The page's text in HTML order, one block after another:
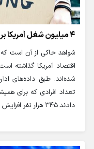
۴ میلیون شغل آمریکا برای همیشه نابود شد
شواهد حاکی از آن است که
اقتصاد آمریکا گذاشته
شده‌اند. طبق داده‌های
تعداد افرادی که برای
دادند ۳۴۵ هزار نفر افزایش یافت و به ۳.۸ […]